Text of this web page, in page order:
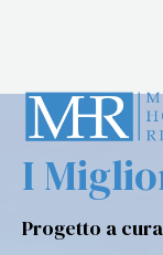
I
Progetto a